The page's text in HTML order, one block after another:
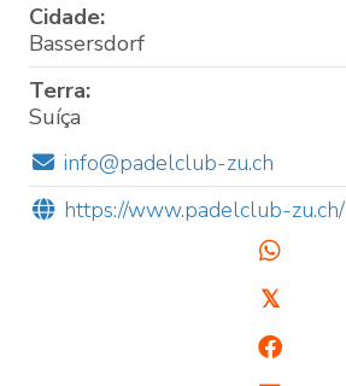
Cidade:
Bassersdorf
Terra:
Suíça
info@padelclub-zu.ch
https://www.padelclub-zu.ch/
𝕏